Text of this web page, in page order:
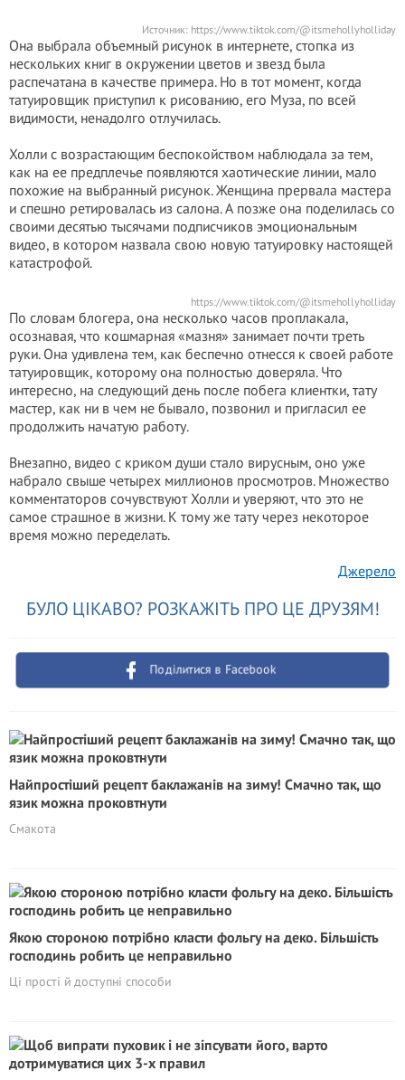
Источник: https://www.tiktok.com/@itsmehollyholliday
Она выбрала объемный рисунок в интернете, стопка из
нескольких книг в окружении цветов и звезд была
распечатана в качестве примера. Но в тот момент, когда
татуировщик приступил к рисованию, его Муза, по всей
видимости, ненадолго отлучилась.
Холли с возрастающим беспокойством наблюдала за тем,
как на ее предплечье появляются хаотические линии, мало
похожие на выбранный рисунок. Женщина прервала мастера
и спешно ретировалась из салона. А позже она поделилась со
своими десятью тысячами подписчиков эмоциональным
видео, в котором назвала свою новую татуировку настоящей
катастрофой.
https://www.tiktok.com/@itsmehollyholliday
По словам блогера, она несколько часов проплакала,
осознавая, что кошмарная «мазня» занимает почти треть
руки. Она удивлена тем, как беспечно отнесся к своей работе
татуировщик, которому она полностью доверяла. Что
интересно, на следующий день после побега клиентки, тату
мастер, как ни в чем не бывало, позвонил и пригласил ее
продолжить начатую работу.
Внезапно, видео с криком души стало вирусным, оно уже
набрало свыше четырех миллионов просмотров. Множество
комментаторов сочувствуют Холли и уверяют, что это не
самое страшное в жизни. К тому же тату через некоторое
время можно переделать.
Джерело
БУЛО ЦІКАВО? РОЗКАЖІТЬ ПРО ЦЕ ДРУЗЯМ!
Поділитися в Facebook
Найпростіший рецепт баклажанів на зиму! Смачно так, що
язик можна проковтнути
Смакота
Якою стороною потрібно класти фольгу на деко. Більшість
господинь робить це неправильно
Ці прості й доступні способи